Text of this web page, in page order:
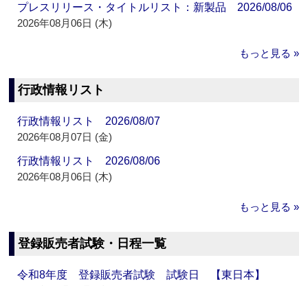
プレスリリース・タイトルリスト：新製品 2026/08/06
2026年08月06日 (木)
もっと見る »
行政情報リスト
行政情報リスト 2026/08/07
2026年08月07日 (金)
行政情報リスト 2026/08/06
2026年08月06日 (木)
もっと見る »
登録販売者試験・日程一覧
令和8年度 登録販売者試験 試験日 【東日本】